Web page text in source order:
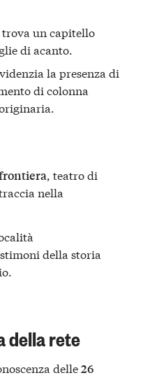
trova un capitello
di acanto.
la presenza di
di colonna
, teatro di
nella
della storia
della rete
delle26